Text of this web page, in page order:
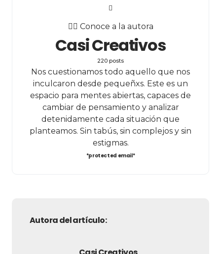
✍🏻 Conoce a la autora
Casi Creativos
220 posts
Nos cuestionamos todo aquello que nos
inculcaron desde pequeñxs. Este es un
espacio para mentes abiertas, capaces de
cambiar de pensamiento y analizar
detenidamente cada situación que
planteamos. Sin tabús, sin complejos y sin
estigmas.
*protected email*
Autora del artículo: